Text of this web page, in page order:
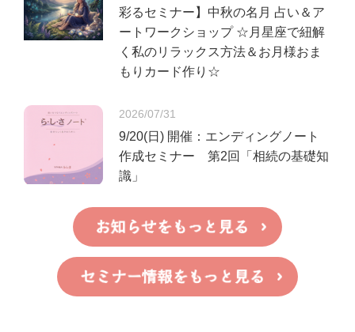
彩るセミナー】中秋の名月 占い＆ア
ートワークショップ ☆月星座で紐解
く私のリラックス方法＆お月様おま
もりカード作り☆
2026/07/31
9/20(日) 開催：エンディングノート
作成セミナー 第2回「相続の基礎知
識」